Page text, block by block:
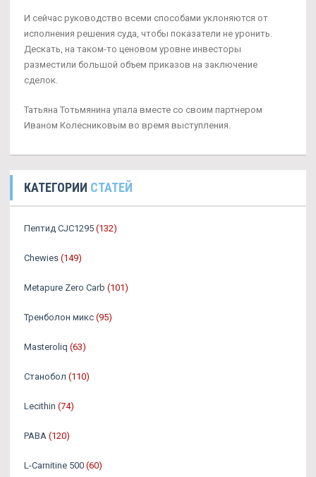
И сейчас руководство всеми способами уклоняются от
исполнения решения суда, чтобы показатели не уронить.
Дескать, на таком-то ценовом уровне инвесторы
разместили большой объем приказов на заключение
сделок.
Татьяна Тотьмянина упала вместе со своим партнером
Иваном Колесниковым во время выступления.
КАТЕГОРИИ СТАТЕЙ
Пептид CJC1295 (132)
Chewies (149)
Metapure Zero Carb (101)
Тренболон микс (95)
Masteroliq (63)
Станобол (110)
Lecithin (74)
PABA (120)
L-Carnitine 500 (60)